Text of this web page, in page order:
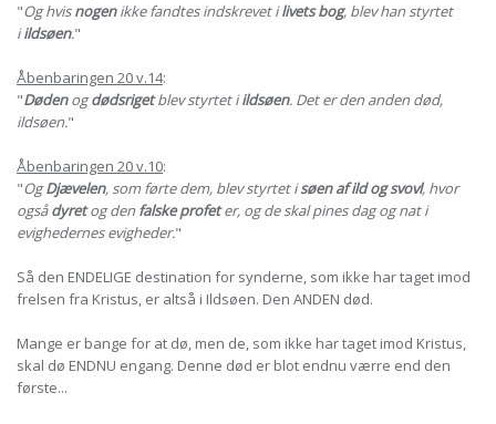
"Og hvisnogenikke fandtes indskrevet ilivets bog, blev han styrtet
iildsøen."
Åbenbaringen 20 v.14:
"Dødenogdødsrigetblev styrtet iildsøen. Det er den anden død,
ildsøen."
Åbenbaringen 20 v.10:
"OgDjævelen, som førte dem, blev styrtet isøen af ild og svovl, hvor
ogsådyretog den falske profeter, og de skal pines dag og nat i
evighedernes evigheder."
Så den ENDELIGE destination for synderne, som ikke har taget imod
frelsen fra Kristus, er altså i Ildsøen. Den ANDEN død.
Mange er bange for at dø, men de, som ikke har taget imod Kristus,
skal dø ENDNU engang. Denne død er blot endnu værre end den
første...